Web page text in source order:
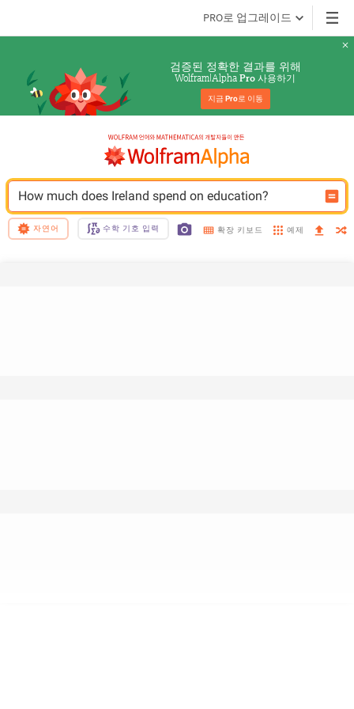
PRO로 업그레이드
검증된 정확한 결과를 위해
Wolfram|Alpha Pro 사용하기
지금 Pro로 이동
How much does Ireland spend on education?
자연어 수학 기호 입력 확장 키보드 예제